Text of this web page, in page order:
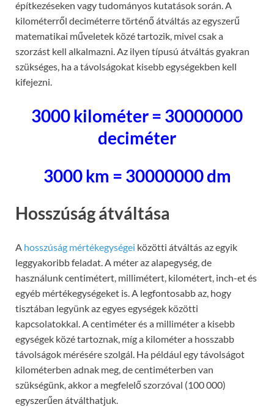
építkezéseken vagy tudományos kutatások során. A
kilométerről deciméterre történő átváltás az egyszerű
matematikai műveletek közé tartozik, mivel csak a
szorzást kell alkalmazni. Az ilyen típusú átváltás gyakran
szükséges, ha a távolságokat kisebb egységekben kell
kifejezni.
3000 kilométer = 30000000
deciméter
3000 km = 30000000 dm
Hosszúság átváltása
A hosszúság mértékegységei közötti átváltás az egyik
leggyakoribb feladat. A méter az alapegység, de
használunk centimétert, millimétert, kilométert, inch-et és
egyéb mértékegységeket is. A legfontosabb az, hogy
tisztában legyünk az egyes egységek közötti
kapcsolatokkal. A centiméter és a milliméter a kisebb
egységek közé tartoznak, míg a kilométer a hosszabb
távolságok mérésére szolgál. Ha például egy távolságot
kilométerben adnak meg, de centiméterben van
szükségünk, akkor a megfelelő szorzóval (100 000)
egyszerűen átválthatjuk.